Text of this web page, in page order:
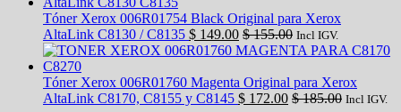
Tóner Xerox 006R01754 Black Original para Xerox
AltaLink C8130 / C8135 $ 149.00 $155.00 Incl IGV.
Tóner Xerox 006R01760 Magenta Original para Xerox
AltaLink C8170, C8155 y C8145 $ 172.00 $185.00 Incl IGV.